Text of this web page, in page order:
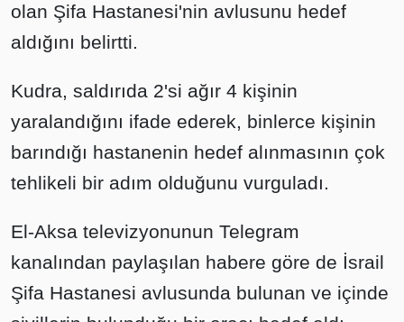
olan Şifa Hastanesi'nin avlusunu hedef
aldığını belirtti.
Kudra, saldırıda 2'si ağır 4 kişinin
yaralandığını ifade ederek, binlerce kişinin
barındığı hastanenin hedef alınmasının çok
tehlikeli bir adım olduğunu vurguladı.
El-Aksa televizyonunun Telegram
kanalından paylaşılan habere göre de İsrail
Şifa Hastanesi avlusunda bulunan ve içinde